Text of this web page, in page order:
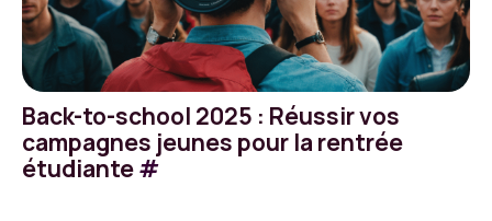
Back-to-school 2025 : Réussir vos
campagnes jeunes pour la rentrée
étudiante#